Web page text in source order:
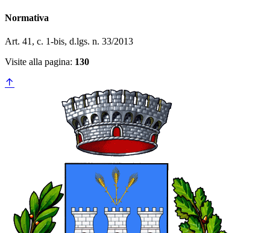
Normativa
Art. 41, c. 1-bis, d.lgs. n. 33/2013
Visite alla pagina: 130